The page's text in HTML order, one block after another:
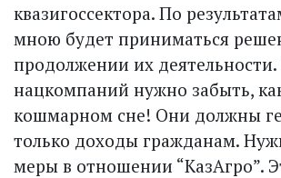
квазигоссектора. По
мною будет приниматься
продолжении их
нацкомпаний нужно забыть,
кошмарном сне! Они должны
только доходы гражданам.
меры в отношении “КазАгро”.